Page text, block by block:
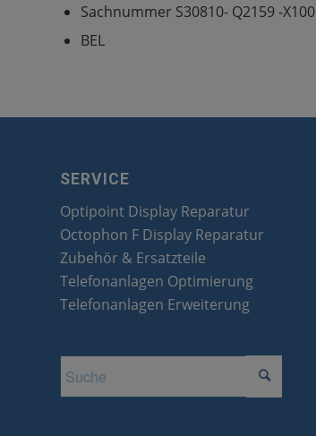
Sachnummer S30810- Q2159 -X100
BEL
SERVICE
Optipoint Display Reparatur
Octophon F Display Reparatur
Zubehör & Ersatzteile
Telefonanlagen Optimierung
Telefonanlagen Erweiterung